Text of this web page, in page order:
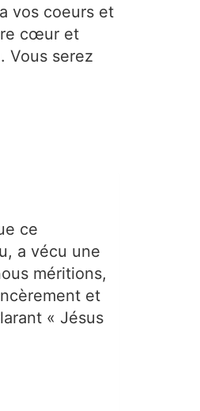
vos coeurs et
cœur et
Vous serez
ce
a vécu une
méritions,
et
« Jésus